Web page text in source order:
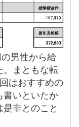
男性から給
。まともな転
はおすすめの
書いといたか
非とのこと